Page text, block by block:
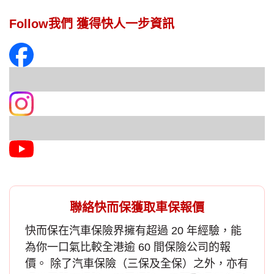
Follow我們 獲得快人一步資訊
聯絡快而保獲取車保報價
快而保在汽車保險界擁有超過 20 年經驗，能
為你一口氣比較全港逾 60 間保險公司的報
價。 除了汽車保險 （三保及全保）之外，亦有